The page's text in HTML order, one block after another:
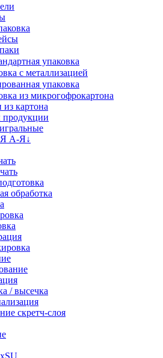
упаковка
с металлизацией
упаковка
из микрогофрокартона
картона
А-Я↓
обработка
/ высечка
скретч-слоя